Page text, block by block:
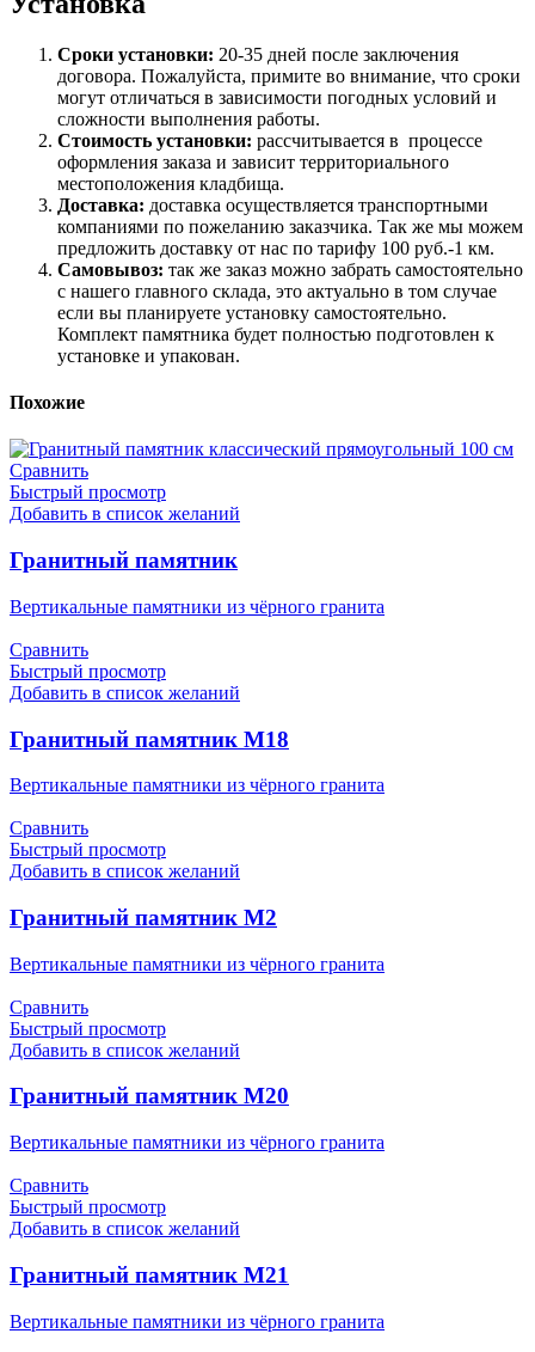
Сроки установки: 20-35 дней после заключения
договора. Пожалуйста, примите во внимание, что сроки
могут отличаться в зависимости погодных условий и
сложности выполнения работы.
Стоимость установки: рассчитывается в процессе
оформления заказа и зависит территориального
местоположения кладбища.
Доставка: доставка осуществляется транспортными
компаниями по пожеланию заказчика. Так же мы можем
предложить доставку от нас по тарифу 100 руб.-1 км.
Самовывоз: так же заказ можно забрать самостоятельно
с нашего главного склада, это актуально в том случае
если вы планируете установку самостоятельно.
Комплект памятника будет полностью подготовлен к
установке и упакован.
Похожие
Сравнить
Быстрый просмотр
Добавить в список желаний
Гранитный памятник
Вертикальные памятники из чёрного гранита
Сравнить
Быстрый просмотр
Добавить в список желаний
Гранитный памятник М18
Вертикальные памятники из чёрного гранита
Сравнить
Быстрый просмотр
Добавить в список желаний
Гранитный памятник М2
Вертикальные памятники из чёрного гранита
Сравнить
Быстрый просмотр
Добавить в список желаний
Гранитный памятник М20
Вертикальные памятники из чёрного гранита
Сравнить
Быстрый просмотр
Добавить в список желаний
Гранитный памятник М21
Вертикальные памятники из чёрного гранита